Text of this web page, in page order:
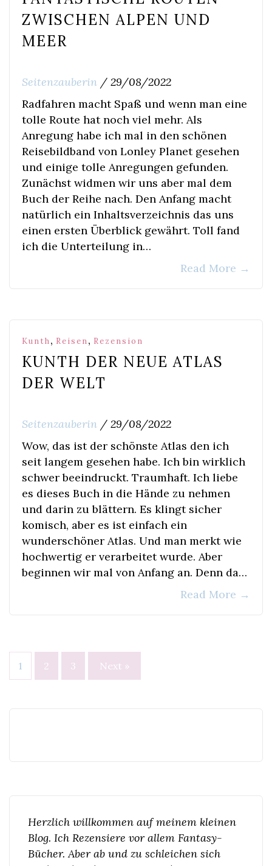
ZWISCHEN ALPEN UND
MEER
Seitenzauberin / 29/08/2022
Radfahren macht Spaß und wenn man eine
tolle Route hat noch viel mehr. Als
Anregung habe ich mal in den schönen
Reisebildband von Lonley Planet gesehen
und einige tolle Anregungen gefunden.
Zunächst widmen wir uns aber mal dem
Buch der Reihe nach. Den Anfang macht
natürlich ein Inhaltsverzeichnis das uns
einen ersten Überblick gewährt. Toll fand
ich die Unterteilung in…
Read More →
Kunth, Reisen, Rezension
KUNTH DER NEUE ATLAS
DER WELT
Seitenzauberin / 29/08/2022
Wow, das ist der schönste Atlas den ich
seit langem gesehen habe. Ich bin wirklich
schwer beeindruckt. Traumhaft. Ich liebe
es dieses Buch in die Hände zu nehmen
und darin zu blättern. Es klingt sicher
komisch, aber es ist einfach ein
wunderschöner Atlas. Und man merkt wie
hochwertig er verarbeitet wurde. Aber
beginnen wir mal von Anfang an. Denn da…
Read More →
Seitennummerierung
der
1 2 3 Next »
Herzlich willkommen auf meinem kleinen
Blog. Ich Rezensiere vor allem Fantasy-
Bücher. Aber ab und zu schleichen sich